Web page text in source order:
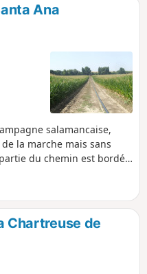
Ana
salamancaise,
la marche mais sans
du chemin est bordée
Chartreuse de